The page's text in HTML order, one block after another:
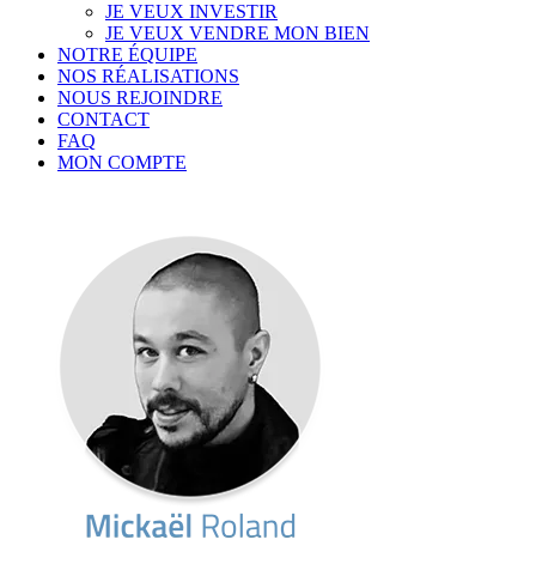
JE VEUX INVESTIR
JE VEUX VENDRE MON BIEN
NOTRE ÉQUIPE
NOS RÉALISATIONS
NOUS REJOINDRE
CONTACT
FAQ
MON COMPTE